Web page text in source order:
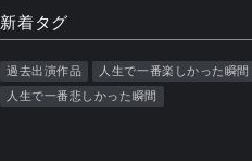
新着タグ
過去出演作品 人生で一番楽しかった瞬間
人生で一番悲しかった瞬間